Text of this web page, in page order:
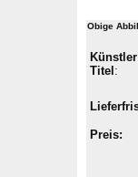
Obige
Künstler
Titel :
Preis: